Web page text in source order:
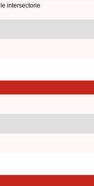
intersectorie